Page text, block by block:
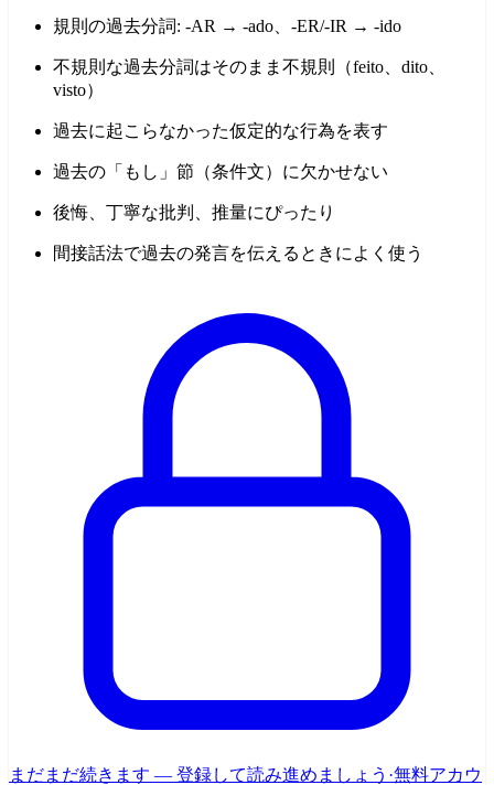
規則の過去分詞: -AR → -ado、-ER/-IR → -ido
不規則な過去分詞はそのまま不規則（feito、dito、
visto）
過去に起こらなかった仮定的な行為を表す
過去の「もし」節（条件文）に欠かせない
後悔、丁寧な批判、推量にぴったり
間接話法で過去の発言を伝えるときによく使う
まだまだ続きます — 登録して読み進めましょう ·無料アカウ